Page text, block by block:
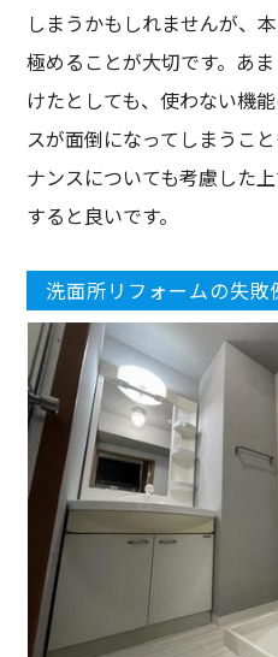
しまうかもしれませんが、
極めることが大切です。あ
けたとしても、使わない機
スが面倒になってしまうこ
ナンスについても考慮した
すると良いです。
洗面所リフォームの失敗